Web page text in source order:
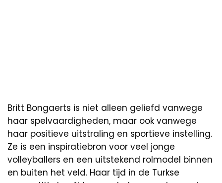
Britt Bongaerts is niet alleen geliefd vanwege
haar spelvaardigheden, maar ook vanwege
haar positieve uitstraling en sportieve instelling.
Ze is een inspiratiebron voor veel jonge
volleyballers en een uitstekend rolmodel binnen
en buiten het veld. Haar tijd in de Turkse